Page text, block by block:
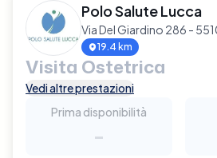
Polo Salute Lucca
Via Del Giardino 286 -
19.4 km
Visita Ostetrica
Vedi altre prestazioni
Prima disponibilità
-